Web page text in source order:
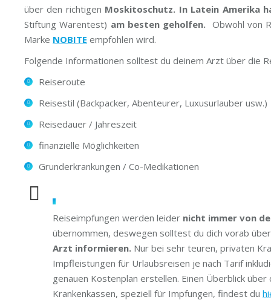
über den richtigen Moskitoschutz. In Latein Amerika
Stiftung Warentest) am besten geholfen. Obwohl von
Marke NOBITE empfohlen wird.
Folgende Informationen solltest du deinem Arzt über die
Reiseroute
Reisestil (Backpacker, Abenteurer, Luxusurlauber usw.)
Reisedauer / Jahreszeit
finanzielle Möglichkeiten
Grunderkrankungen / Co-Medikationen
Reiseimpfungen werden leider nicht immer von
übernommen, deswegen solltest du dich vorab
Arzt informieren. Nur bei sehr teuren, privaten
Impfleistungen für Urlaubsreisen je nach Tarif
genauen Kostenplan erstellen. Einen Überblick
Krankenkassen, speziell für Impfungen, findest du